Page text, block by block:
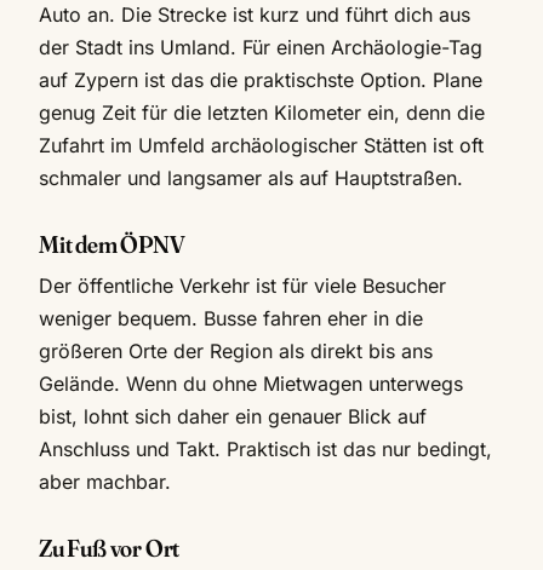
Auto an. Die Strecke ist kurz und führt dich aus
der Stadt ins Umland. Für einen Archäologie-Tag
auf Zypern ist das die praktischste Option. Plane
genug Zeit für die letzten Kilometer ein, denn die
Zufahrt im Umfeld archäologischer Stätten ist oft
schmaler und langsamer als auf Hauptstraßen.
Mit dem ÖPNV
Der öffentliche Verkehr ist für viele Besucher
weniger bequem. Busse fahren eher in die
größeren Orte der Region als direkt bis ans
Gelände. Wenn du ohne Mietwagen unterwegs
bist, lohnt sich daher ein genauer Blick auf
Anschluss und Takt. Praktisch ist das nur bedingt,
aber machbar.
Zu Fuß vor Ort